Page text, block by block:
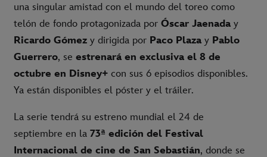
una singular amistad con el mundo del toreo como
telón de fondo protagonizada por Óscar Jaenada y
Ricardo Gómez y dirigida por Paco Plaza y Pablo
Guerrero, se estrenará en exclusiva el 8 de
octubre en Disney+ con sus 6 episodios disponibles.
Ya están disponibles el póster y el tráiler.
La serie tendrá su estreno mundial el 24 de
septiembre en la 73ª edición del Festival
Internacional de cine de San Sebastián, donde se